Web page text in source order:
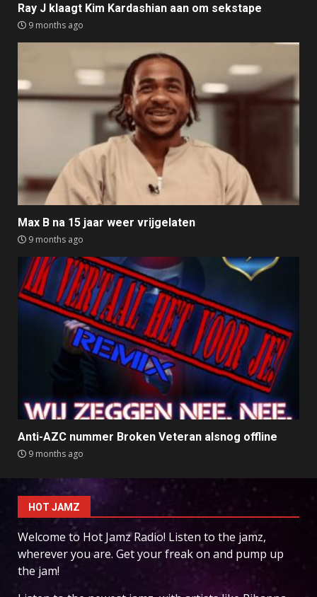
Ray J klaagt Kim Kardashian aan om sekstape
9 months ago
Max B na 15 jaar weer vrijgelaten
9 months ago
Anti-AZC nummer Broken Veteran alsnog offline
9 months ago
HOT JAMZ
Welcome to Hot Jamz Radio! Listen to the jamz,
wherever you are. Get your freak on and pump up
the jam!